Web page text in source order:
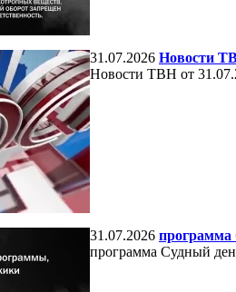
31.07.2026 Новости
Новости ТВН от
31.07.2026 программа
программа Судный